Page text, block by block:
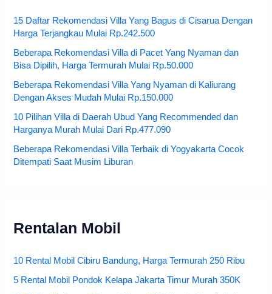
15 Daftar Rekomendasi Villa Yang Bagus di Cisarua Dengan
Harga Terjangkau Mulai Rp.242.500
Beberapa Rekomendasi Villa di Pacet Yang Nyaman dan
Bisa Dipilih, Harga Termurah Mulai Rp.50.000
Beberapa Rekomendasi Villa Yang Nyaman di Kaliurang
Dengan Akses Mudah Mulai Rp.150.000
10 Pilihan Villa di Daerah Ubud Yang Recommended dan
Harganya Murah Mulai Dari Rp.477.090
Beberapa Rekomendasi Villa Terbaik di Yogyakarta Cocok
Ditempati Saat Musim Liburan
Rentalan Mobil
10 Rental Mobil Cibiru Bandung, Harga Termurah 250 Ribu
5 Rental Mobil Pondok Kelapa Jakarta Timur Murah 350K